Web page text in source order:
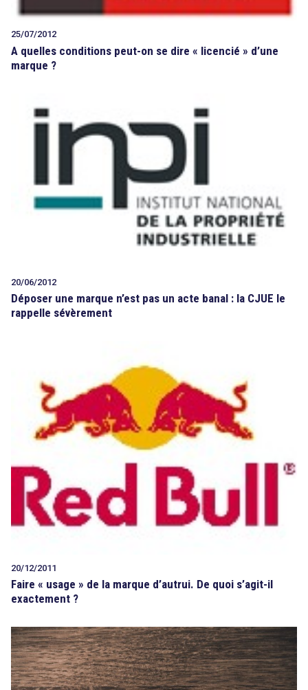
25/07/2012
A quelles conditions peut-on se dire « licencié » d’une
marque ?
20/06/2012
Déposer une marque n’est pas un acte banal : la CJUE le
rappelle sévèrement
20/12/2011
Faire « usage » de la marque d’autrui. De quoi s’agit-il
exactement ?